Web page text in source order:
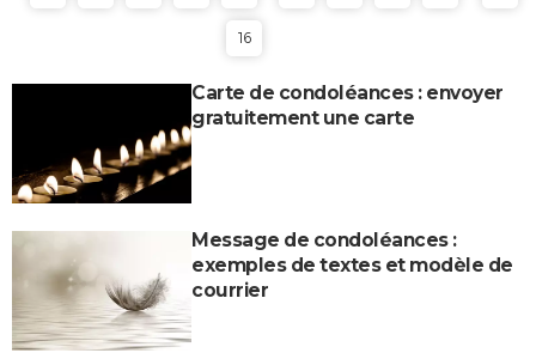
16
Carte de condoléances : envoyer
gratuitement une carte
Message de condoléances :
exemples de textes et modèle de
courrier